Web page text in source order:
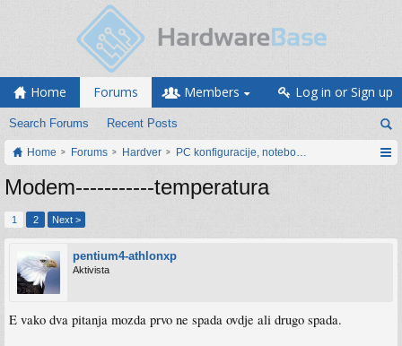
Home Forums
Search Forums Recent Posts
Members Log in or Sign up
Home Forums Hardver PC konfiguracije, notebook računari, servis
Modem-----------temperatura
1 2 Next >
pentium4-athlonxp
Aktivista
E vako dva pitanja mozda prvo ne spada ovdje ali drugo spada.